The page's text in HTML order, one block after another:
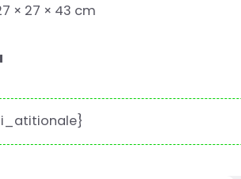
× 27 × 43 cm